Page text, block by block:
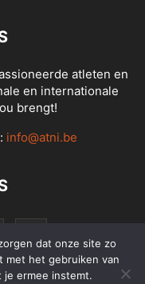
atleten en
en internationale
brengt!
info@atni.be
dat onze site zo
met het gebruiken van
je ermee instemt.